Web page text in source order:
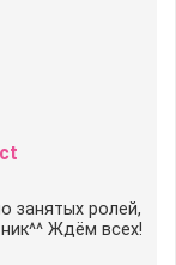
занятых ролей,
Ждём всех!